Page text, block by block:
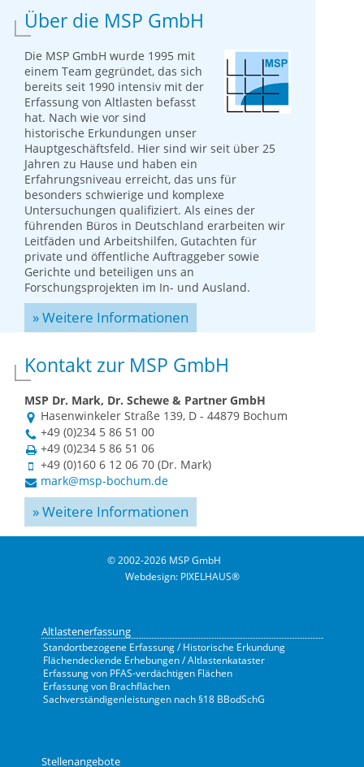
Über die MSP GmbH
Die MSP GmbH wurde 1995 mit
einem Team gegründet, das sich
bereits seit 1990 intensiv mit der
Erfassung von Altlasten befasst
hat. Nach wie vor sind
historische Erkundungen unser
Hauptgeschäftsfeld. Hier sind wir seit über 25
Jahren zu Hause und haben ein
Erfahrungsniveau erreicht, das uns für
besonders schwierige und komplexe
Untersuchungen qualifiziert. Als eines der
führenden Büros in Deutschland erarbeiten wir
Leitfäden und Arbeitshilfen, Gutachten für
private und öffentliche Auftraggeber sowie
Gerichte und beteiligen uns an
Forschungsprojekten im In- und Ausland.
» Weitere Informationen
Kontakt zur MSP GmbH
MSP Dr. Mark, Dr. Schewe & Partner GmbH
Hasenwinkeler Straße 139, D - 44879 Bochum
+49 (0)234 5 86 51 00
+49 (0)234 5 86 51 06
+49 (0)160 6 12 06 70 (Dr. Mark)
mark@msp-bochum.de
» Weitere Informationen
© 2002-2026 MSP GmbH
Webdesign: PIXELHAUS®
Altlastenerfassung
Standortbezogene Erfassung / Historische Erkundung
Flächendeckende Erhebungen / Altlastenkataster
Erfassung von PFAS-verdächtigen Flächen
Erfassung von Brachflächen
Sachverständigenleistungen nach §18 BBodSchG
Stellenangebote